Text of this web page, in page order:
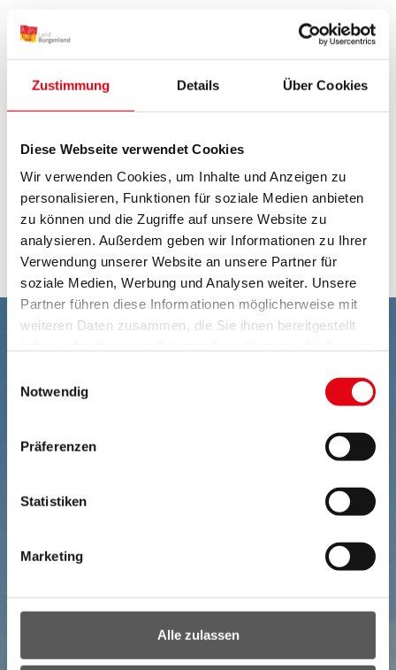
Zustimmung Details Über Cookies
Diese Webseite verwendet Cookies
Wir verwenden Cookies, um Inhalte und Anzeigen zu
personalisieren, Funktionen für soziale Medien anbieten
zu können und die Zugriffe auf unsere Website zu
analysieren. Außerdem geben wir Informationen zu Ihrer
Verwendung unserer Website an unsere Partner für
soziale Medien, Werbung und Analysen weiter. Unsere
Partner führen diese Informationen möglicherweise mit
weiteren Daten zusammen, die Sie ihnen bereitgestellt
Notwendig
Präferenzen
Statistiken
Marketing
Alle zulassen
Linksammlung:
Impfplan Österreich (sozialministerium.at)
Frühsommer-Meningoenzephalitis (FSME)
(sozialministerium.at)
RKI - Infektionskrankheiten A-Z - FSME
(Frühsommer-Meningoenzephalitis)
Schutzimpfungen (gesundheitskasse.at)